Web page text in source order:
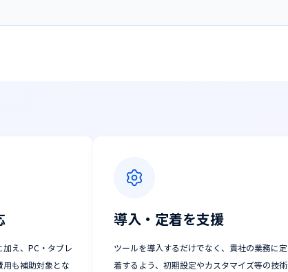
え、PC・タブレ
用も補助対象とな
導入・定着を支援
ツールを導入するだけでなく、貴社の業務に定
着するよう、初期設定やカスタマイズ等の技術